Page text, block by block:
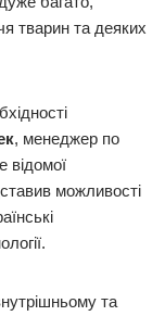
тварин та деяких
, менеджер по
відомої
можливості
та